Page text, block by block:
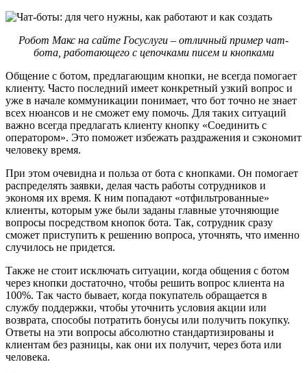
Робот Макс на сайте Госуслуги – отличный пример чат-
бота, работающего с цепочками писем и кнопками
Общение с ботом, предлагающим кнопки, не всегда помогает
клиенту. Часто последний имеет конкретный узкий вопрос и
уже в начале коммуникации понимает, что бот точно не знает
всех нюансов и не сможет ему помочь. Для таких ситуаций
важно всегда предлагать клиенту кнопку «Соединить с
оператором». Это поможет избежать раздражения и сэкономит
человеку время.
При этом очевидна и польза от бота с кнопками. Он помогает
распределять заявки, делая часть работы сотрудников и
экономя их время. К ним попадают «отфильтрованные»
клиенты, которым уже были заданы главные уточняющие
вопросы посредством кнопок бота. Так, сотрудник сразу
сможет приступить к решению вопроса, уточнять, что именно
случилось не придется.
Также не стоит исключать ситуации, когда общения с ботом
через кнопки достаточно, чтобы решить вопрос клиента на
100%. Так часто бывает, когда покупатель обращается в
службу поддержки, чтобы уточнить условия акции или
возврата, способы потратить бонусы или получить покупку.
Ответы на эти вопросы абсолютно стандартизированы и
клиентам без разницы, как они их получит, через бота или
человека.